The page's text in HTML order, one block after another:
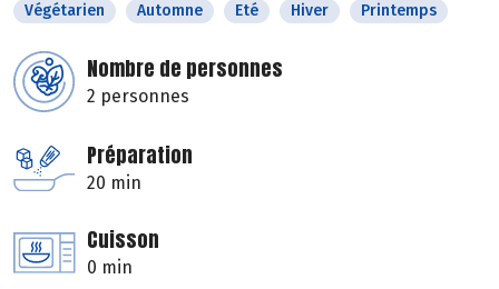
Végétarien
Automne Eté Hiver Printemps
Nombre de personnes
2 personnes
Préparation
20 min
Cuisson
0 min